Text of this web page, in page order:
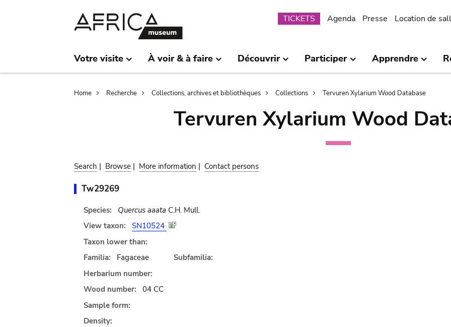
Submenu
TICKETS Agenda Presse Location de
Votre visite À voir & à faire Découvrir Participer Apprendre
Breadcrumb
Home Recherche Collections, archives et bibliothèques Collections Tervuren Xylarium Wood Database
Tervuren Xylarium Wood
Search | Browse | More information | Contact persons
Tw29269
Species: Quercus aaata C.H. Mull.
View taxon:
SN10524
Taxon lower than:
Familia:
Fagaceae
Subfamilia:
Herbarium number:
Wood number:
04 CC
Sample form:
Density: